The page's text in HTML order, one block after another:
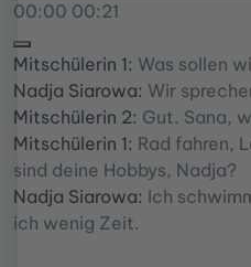
00:00 00:21
Mitschülerin 1: Was sollen
Nadja Siarowa: Wir
Mitschülerin 2: Gut. Sana,
Mitschülerin 1: Rad fahren,
sind deine Hobbys, Nadja?
Nadja Siarowa: Ich
ich wenig Zeit.